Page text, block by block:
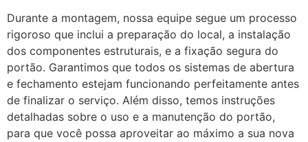
Durante a montagem, nossa equipe segue um processo
rigoroso que inclui a preparação do local, a instalação
dos componentes estruturais, e a fixação segura do
portão. Garantimos que todos os sistemas de abertura
e fechamento estejam funcionando perfeitamente antes
de finalizar o serviço. Além disso, temos instruções
detalhadas sobre o uso e a manutenção do portão,
para que você possa aproveitar ao máximo a sua nova